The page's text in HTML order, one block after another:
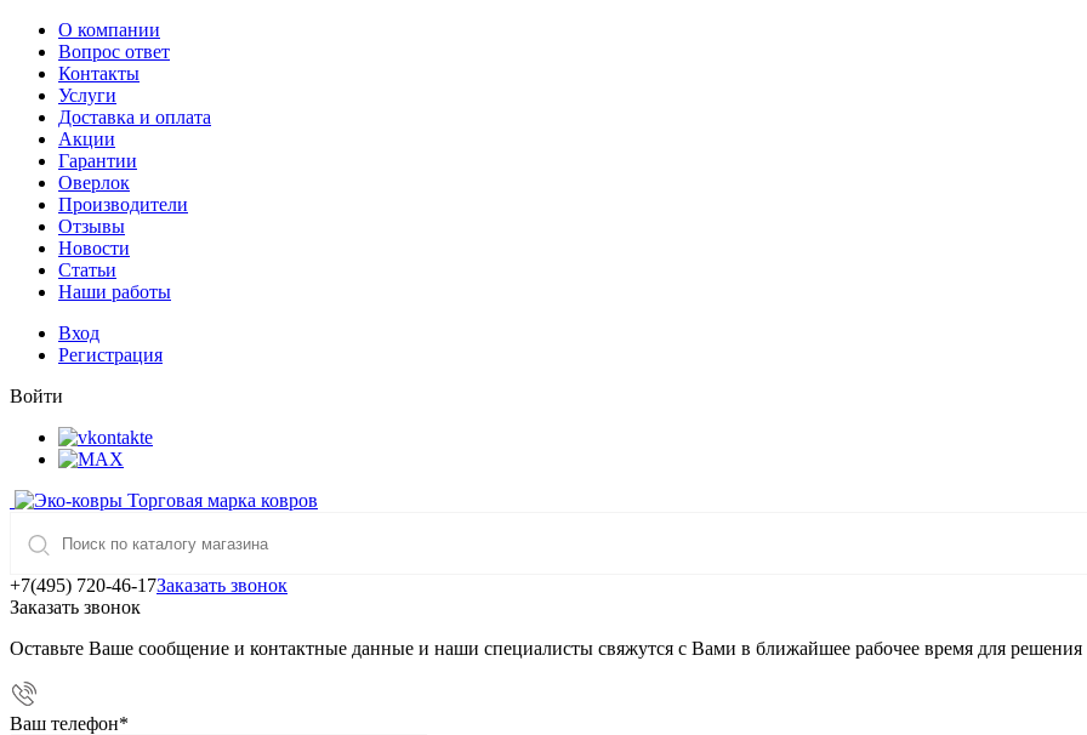
О компании
Вопрос ответ
Контакты
Услуги
Доставка и оплата
Акции
Гарантии
Оверлок
Производители
Отзывы
Новости
Статьи
Наши работы
Вход
Регистрация
Войти
Торговая марка ковров
+7(495) 720-46-17Заказать звонок
Заказать звонок
Оставьте Ваше сообщение и контактные данные и наши специалисты свяжутся с Вами в ближайшее рабочее время для
Ваш телефон*